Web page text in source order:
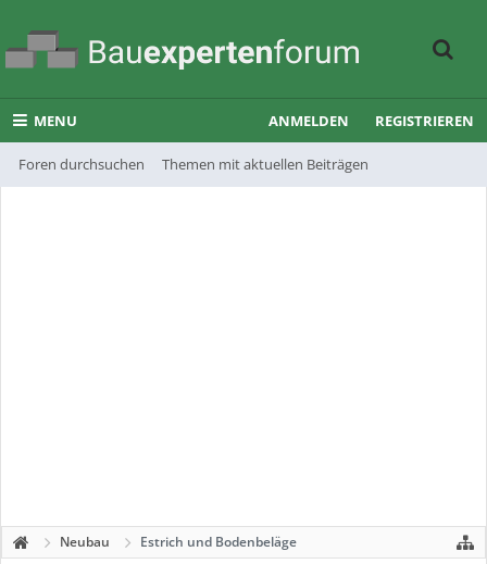
MENU
Foren durchsuchen Themen mit aktuellen Beiträgen
ANMELDEN REGISTRIEREN
Neubau Estrich und Bodenbeläge